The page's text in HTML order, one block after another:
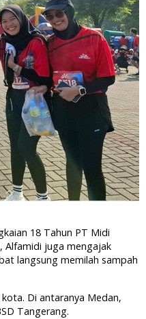
18 Tahun PT Midi
Alfamidi juga mengajak
langsung memilah sampah
Di antaranya Medan,
Tangerang.